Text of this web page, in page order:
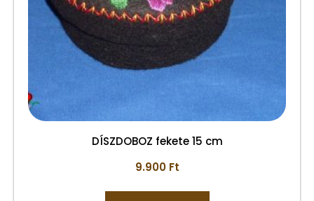
DÍSZDOBOZ fekete 15 cm
9.900 Ft